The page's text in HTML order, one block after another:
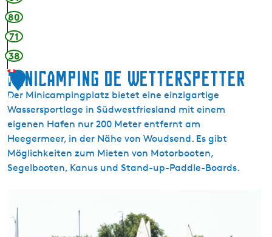
S
k
a
r
l
80
71
38
1
8
Minicamping De Wetterspetter
Der Minicampingplatz bietet eine einzigartige
Wassersportlage in Südwestfriesland mit einem
eigenen Hafen nur 200 Meter entfernt am
Heegermeer, in der Nähe von Woudsend. Es gibt
Möglichkeiten zum Mieten von Motorbooten,
Segelbooten, Kanus und Stand-up-Paddle-Boards.